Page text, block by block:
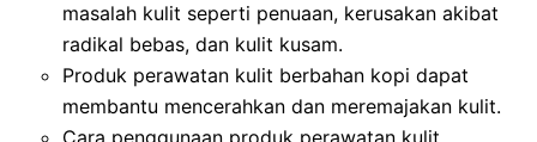
masalah kulit seperti penuaan, kerusakan akibat
radikal bebas, dan kulit kusam.
Produk perawatan kulit berbahan kopi dapat
membantu mencerahkan dan meremajakan kulit.
Cara penggunaan produk perawatan kulit